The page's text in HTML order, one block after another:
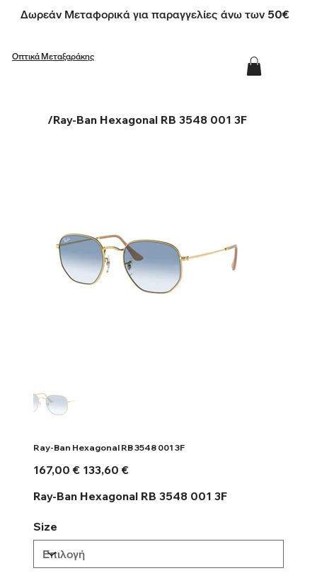
Δωρεάν Μεταφορικά για παραγγελίες άνω των 50€
Οπτικά Μεταξαράκης
/Ray-Ban Hexagonal RB 3548 001 3F
Ray-Ban Hexagonal RB 3548 001 3F
Αρχική
τιμή
167,00 €
Τιμή
έκπτωσης
133,60 €
Ray-Ban Hexagonal RB 3548 001 3F
Size